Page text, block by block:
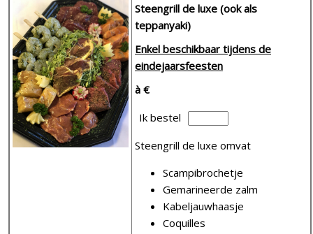
Steengrill de luxe (ook als
teppanyaki)
Enkel beschikbaar tijdens de
eindejaarsfeesten
à €
Ik bestel
Steengrill de luxe omvat
Scampibrochetje
Gemarineerde zalm
Kabeljauwhaasje
Coquilles